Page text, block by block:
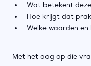
Wat betekent
Hoe krijgt dat
Welke waarden
Met het oog op díe